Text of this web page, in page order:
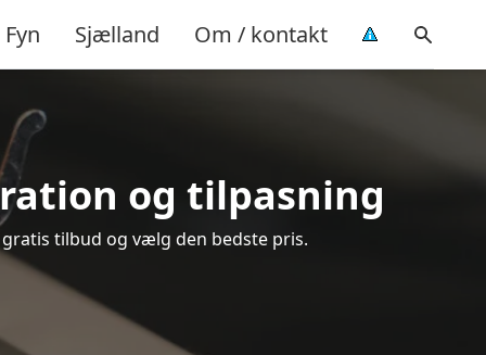
Fyn Sjælland Om / kontakt
og tilpasning
tilbud og vælg den bedste pris.